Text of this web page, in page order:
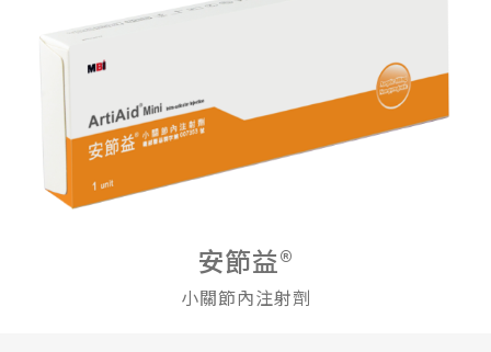
安節益®
小關節內注射劑